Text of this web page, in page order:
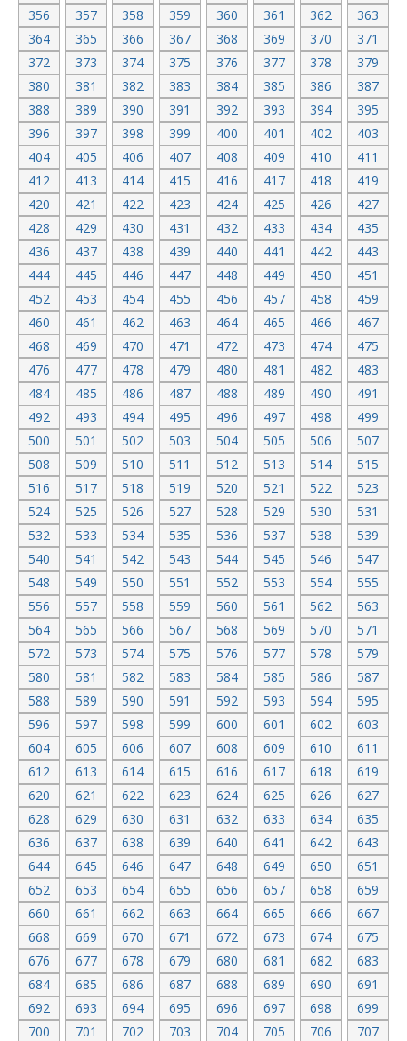
356 357 358 359 360 361 362
363
364
365 366 367 368 369 370
371
372
373 374 375 376 377 378
379
380
381 382 383 384 385 386
387
388
389 390 391 392 393 394
395
396
397 398 399 400 401 402
403
404
405 406 407 408 409 410
411
412
413 414 415 416 417 418
419
420
421 422 423 424 425 426
427
428
429 430 431 432 433 434
435
436
437 438 439 440 441 442
443
444
445 446 447 448 449 450
451
452
453 454 455 456 457 458
459
460
461 462 463 464 465 466
467
468
469 470 471 472 473 474
475
476
477 478 479 480 481 482
483
484
485 486 487 488 489 490
491
492
493 494 495 496 497 498
499
500
501 502 503 504 505 506
507
508
509 510 511 512 513 514
515
516
517 518 519 520 521 522
523
524
525 526 527 528 529 530
531
532
533 534 535 536 537 538
539
540
541 542 543 544 545 546
547
548
549 550 551 552 553 554
555
556
557 558 559 560 561 562
563
564
565 566 567 568 569 570
571
572
573 574 575 576 577 578
579
580
581 582 583 584 585 586
587
588
589 590 591 592 593 594
595
596
597 598 599 600 601 602
603
604
605 606 607 608 609 610
611
612
613 614 615 616 617 618
619
620
621 622 623 624 625 626
627
628
629 630 631 632 633 634
635
636
637 638 639 640 641 642
643
644
645 646 647 648 649 650
651
652
653 654 655 656 657 658
659
660
661 662 663 664 665 666
667
668
669 670 671 672 673 674
675
676
677 678 679 680 681 682
683
684
685 686 687 688 689 690
691
692
693 694 695 696 697 698
699
700
701 702 703 704 705 706
707